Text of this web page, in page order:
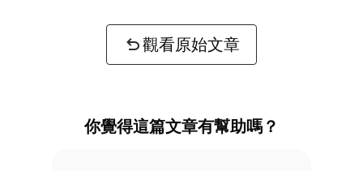
觀看原始文章
你覺得這篇文章有幫助嗎？